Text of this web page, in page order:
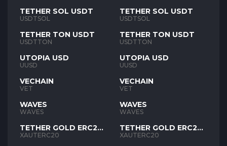
TETHER SOL USDT
USDTSOL
TETHER TON USDT
USDTTON
UTOPIA USD
UUSD
VECHAIN
VET
WAVES
WAVES
TETHER GOLD ERC20
XAUT
XAUTERC20
TETHER SOL USDT
USDTSOL
TETHER TON USDT
USDTTON
UTOPIA USD
UUSD
VECHAIN
VET
WAVES
WAVES
TETHER GOLD ERC20
XAUT
XAUTERC20